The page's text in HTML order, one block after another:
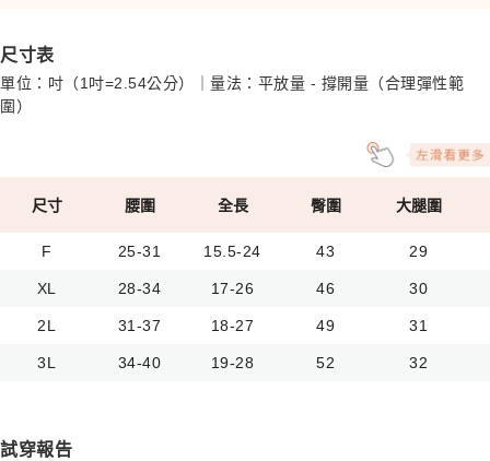
尺寸表
單位：吋（1吋=2.54公分）｜量法：平放量 - 撐開量（合理彈性範
圍）
尺寸 腰圍 全長 臀圍 大腿圍
F 25-31 15.5-24 43 29
XL 28-34 17-26 46 30
2L 31-37 18-27 49 31
3L 34-40 19-28 52 32
試穿報告